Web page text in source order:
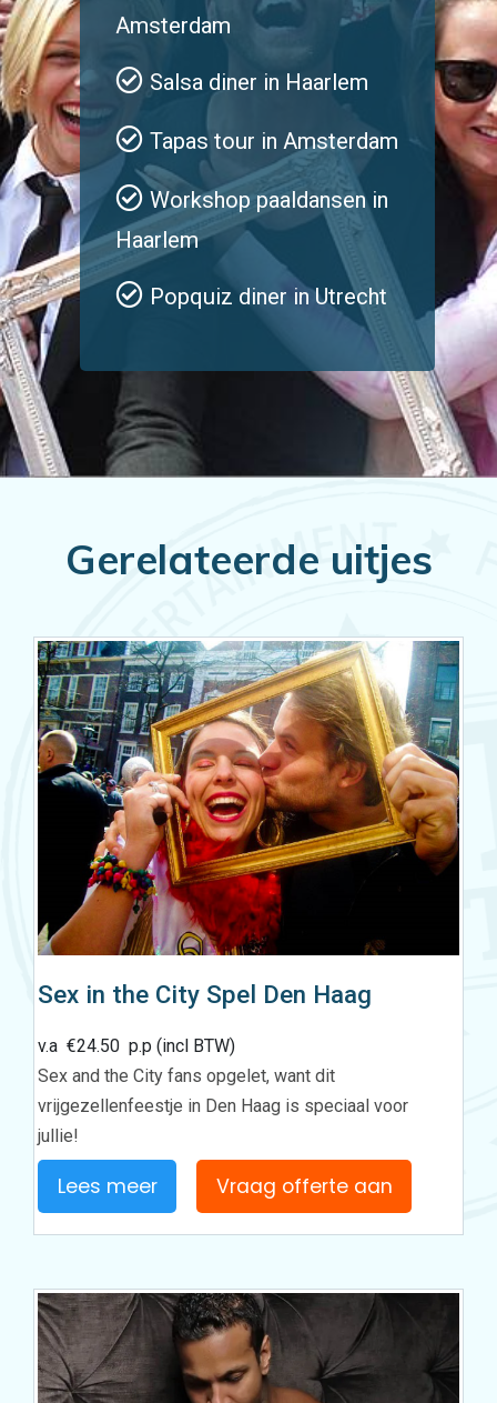
Amsterdam
Salsa diner in Haarlem
Tapas tour in Amsterdam
Workshop paaldansen in
Haarlem
Popquiz diner in Utrecht
Gerelateerde uitjes
Sex in the City Spel Den Haag
v.a€24.50 p.p (incl BTW)
Sex and the City fans opgelet, want dit
vrijgezellenfeestje in Den Haag is speciaal voor
jullie!
Lees meer Vraag offerte aan